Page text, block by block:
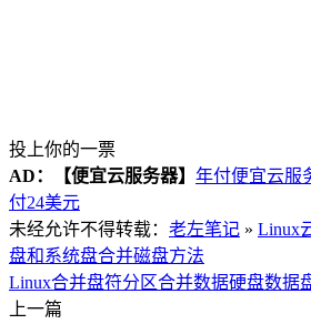
投上你的一票
AD：
【便宜云服务器】 年付便宜云服
付24美元
未经允许不得转载： 老左笔记 » Linux
盘和系统盘合并磁盘方法
Linux合并盘符分区合并数据硬盘数据
上一篇